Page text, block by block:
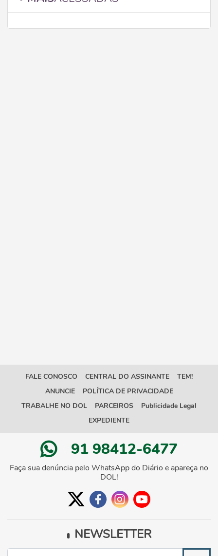
FALE CONOSCO CENTRAL DO ASSINANTE
TEM!
ANUNCIE
POLÍTICA DE PRIVACIDADE
TRABALHE NO DOL
PARCEIROS
Publicidade Legal
EXPEDIENTE
91 98412-6477
Faça sua denúncia pelo WhatsApp do Diário e apareça no
DOL!
NEWSLETTER